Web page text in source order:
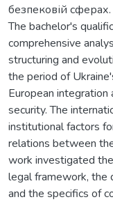
безпековій сферах.
The bachelor's
comprehensive
structuring and
the period of
European
security. The
institutional factors
relations between
work investigated
legal framework, the
and the specifics of